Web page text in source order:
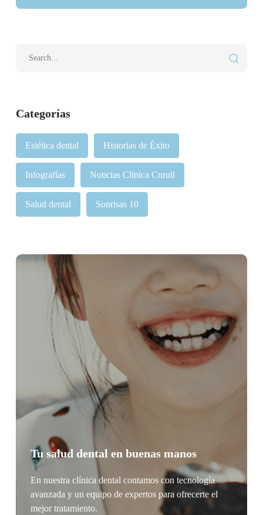
Categorías
Estética dental Historias de Éxito
Infografías Noticias Clínica Curull
Salud dental Sonrisas 10
Tu salud dental en buenas manos
En nuestra clínica dental contamos con tecnología
avanzada y un equipo de expertos para ofrecerte el
mejor tratamiento.